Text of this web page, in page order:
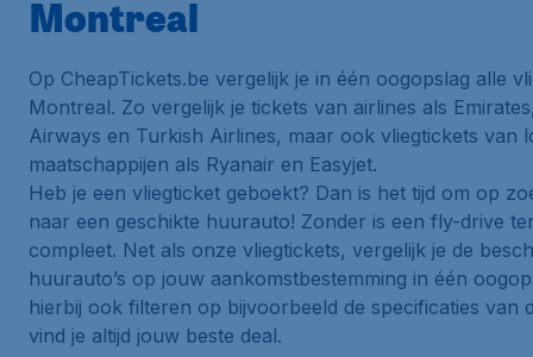
Montreal
Op CheapTickets.be vergelijk je in één oogopslag alle
Montreal. Zo vergelijk je tickets van airlines als
Airways en Turkish Airlines, maar ook vliegtickets van
maatschappijen als Ryanair en Easyjet.
Heb je een vliegticket geboekt? Dan is het tijd om op
naar een geschikte huurauto! Zonder is een fly-drive
compleet. Net als onze vliegtickets, vergelijk je de
huurauto’s op jouw aankomstbestemming in één
hierbij ook filteren op bijvoorbeeld de specificaties van
vind je altijd jouw beste deal.